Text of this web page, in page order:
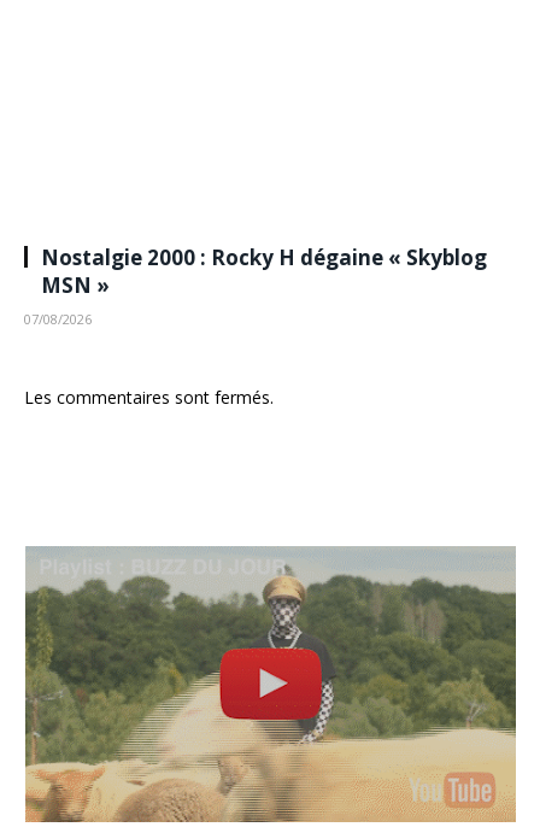
Nostalgie 2000 : Rocky H dégaine « Skyblog
MSN »
07/08/2026
Les commentaires sont fermés.